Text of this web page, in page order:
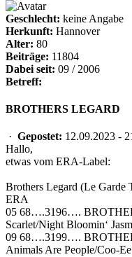
Geschlecht: keine Angabe
Herkunft: Hannover
Alter: 80
Beiträge: 11804
Dabei seit: 09 / 2006
Betreff:
BROTHERS LEGARD
· Gepostet: 12.09.2023 -
Hallo,
etwas vom ERA-Label:
Brothers Legard (Le Garde
ERA
05 68….3196….
Scarlet/Night Bloomin‘
09 68….3199….
Animals Are People/Coo-